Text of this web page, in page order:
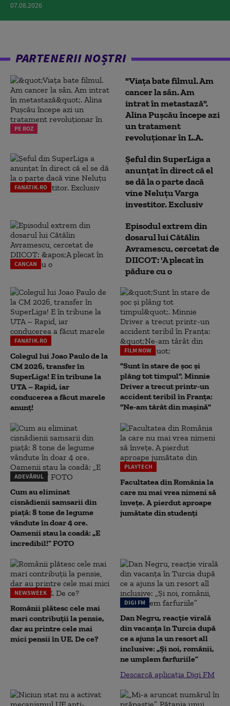
07.08.2026
PARTENERII NOȘTRI
PE ROZ
"Viața bate filmul. Am
cancer la sân. Am
intrat în metastază".
Alina Pușcău începe azi
un tratament
revoluționar în L.A.
FANATIK.RO
Șeful din SuperLiga a
anunțat în direct că el
se dă la o parte dacă
vine Neluțu Varga
investitor. Exclusiv
CANCAN
Episodul extrem din
dosarul lui Cătălin
Avramescu, cercetat de
DIICOT: 'A plecat în
pădure cu o
FANATIK.RO
Colegul lui Joao Paulo de la
CM 2026, transfer în
SuperLiga! E în tribune la
UTA – Rapid, iar
conducerea a făcut marele
anunț!
FILM NOW
"Sunt în stare de șoc și
plâng tot timpul". Minnie
Driver a trecut printr-un
accident teribil în Franța:
"Ne-am târât din mașină"
ADEVĂRUL
Cum au eliminat
cisnădienii samsarii din
piață: 8 tone de legume
vândute în doar 4 ore.
Oamenii stau la coadă: „E
incredibil!” FOTO
PLAYTECH
Facultatea din România la
care nu mai vrea nimeni să
înveţe. A pierdut aproape
jumătate din studenţi
NEWSWEEK
Românii plătesc cele mai
mari contribuții la pensie,
dar au printre cele mai
mici pensii în UE. De ce?
DIGI FM
Dan Negru, reacție virală
din vacanța în Turcia după
ce a ajuns la un resort all
inclusive: „Și noi, românii,
ne umplem farfuriile”
Descarcă aplicația Digi FM